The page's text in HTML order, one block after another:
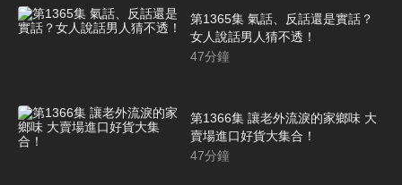
第1365集 氣話、反話還是實話？
女人說話男人猜不透！
47分鐘
第1366集 讓老外流淚的家鄉味 大
賣場進口好貨大集合！
47分鐘